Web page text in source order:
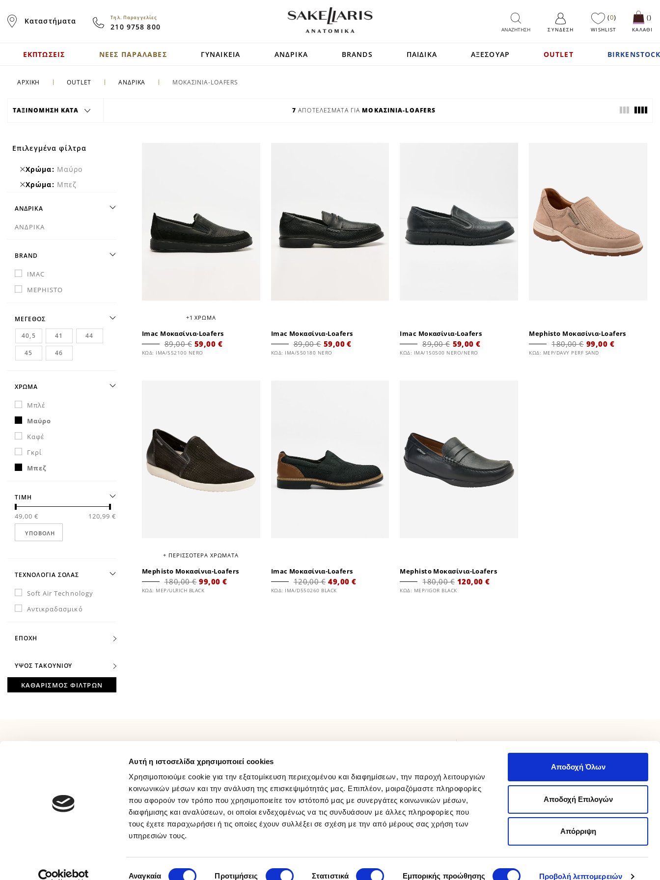
Αυτή η ιστοσελίδα χρησιμοποιεί cookies
Χρησιμοποιούμε cookie για την εξατομίκευση περιεχομένου και διαφημίσεων, την παροχή λειτουργιών
κοινωνικών μέσων και την ανάλυση της επισκεψιμότητάς μας. Επιπλέον, μοιραζόμαστε πληροφορίες
που αφορούν τον τρόπο που χρησιμοποιείτε τον ιστότοπό μας με συνεργάτες κοινωνικών μέσων,
διαφήμισης και αναλύσεων, οι οποίοι ενδεχομένως να τις συνδυάσουν με άλλες πληροφορίες που
τους έχετε παραχωρήσει ή τις οποίες έχουν συλλέξει σε σχέση με την από μέρους σας χρήση των
υπηρεσιών τους.
Αναγκαία Προτιμήσεις Στατιστικά Εμπορικής προώθησης Προβολή λεπτομερειών
Αποδοχή Όλων
Αποδοχή Επιλογών
Απόρριψη
ContentΚαταστήματα Τηλ. Παραγγελίες
210 9758 800 ΑΝΑΖΗΤΗΣΗ ΣΎΝΔΕΣΗ
0
WISHLIST ΚΑΛΑΘΙ
ΕΚΠΤΩΣΕΙΣ ΝΕΕΣ ΠΑΡΑΛΑΒΕΣ ΓΥΝΑΙΚΕΙΑ ΑΝΔΡΙΚΑ BRANDS ΠΑΙΔΙΚΑ ΑΞΕΣΟΥΑΡ OUTLET
ΑΡΧΙΚΗ OUTLET ΑΝΔΡΙΚΑ ΜΟΚΑΣΙΝΙΑ-LOAFERS
7 ΑΠΟΤΕΛΕΣΜΑΤΑ ΓΙΑ ΜΟΚΑΣΙΝΙΑ-LOAFERS
ΤΑΞΙΝΟΜΗΣΗ ΚΑΤΑ
+1 ΧΡΩΜΑ
Imac Μοκασίνια-Loafers
59,00 €
89,00 €
ΚΩΔ: IMA/552100 NERO
Imac Μοκασίνια-Loafers
59,00 €
89,00 €
ΚΩΔ: IMA/550180 NERO
Imac Μοκασίνια-Loafers
59,00 €
89,00 €
ΚΩΔ: IMA/150500 NERO/NERO
Mephisto Μοκασίνια-Loafers
99,00 €
180,00 €
ΚΩΔ: MEP/DAVY PERF SAND
+ ΠΕΡΙΣΣΟΤΕΡΑ ΧΡΩΜΑΤΑ
Mephisto Μοκασίνια-Loafers
99,00 €
180,00 €
ΚΩΔ: MEP/ULRICH BLACK
Imac Μοκασίνια-Loafers
49,00 €
120,00 €
ΚΩΔ: IMA/D550260 BLACK
Mephisto Μοκασίνια-Loafers
120,00 €
180,00 €
ΚΩΔ: MEP/IGOR BLACK
Επιλεγμένα φίλτρα
Χρώμα Μαύρο
Remove
Item
Χρώμα Μπεζ
Remove
Item
ΑΝΔΡΙΚΆ
ΑΝΔΡΙΚΑ
BRAND
IMAC
MEPHISTO
ΜΕΓΕΘΟΣ
40,5
41 44
45 46
ΧΡΩΜΑ
Μπλέ
Μαύρο
Καφέ
Γκρί
Μπεζ
ΤΙΜΗ
49,00 € 120,99 €
ΥΠΟΒΟΛΉ
ΤΕΧΝΟΛΟΓΙΑ ΣΟΛΑΣ
Soft Air Technology
Αντικραδασμικό
ΕΠΟΧΗ
ΥΨΟΣ ΤΑΚΟΥΝΙΟΥ
ΚΑΘΑΡΙΣΜΟΣ ΦΙΛΤΡΩΝ
Συχνές Ερωτήσεις
Ευκαιρίες Καριέρας
Τρόποι Πληρωμής
Τρόποι Αποστολής
Τρόποι Επιστροφής
Προσωπικά Δεδομένα
Πολιτική Απορρήτου Μέσων
Κοινωνικής Δικτύωσης
Παραλαβή Με BOX NOW
Παρακολούθηση Παραγγελίας
Σύνδεση / Εγγραφή
Wishlist
Instagram
Youtube
Tiktok
ΧΡΕΙΑΖΕΣΤΕ ΒΟΗΘΕΙΑ;
Επικοινωνήστε μαζί μας καθημερινά 9 π.μ με 9 μ.μ.
ή με email στο info@sakellaris.gr
Καταστήματα
© 2026 sakellaris.gr - All Rights Reserved Designed and developed by